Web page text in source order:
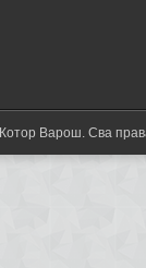
Варош. Сва